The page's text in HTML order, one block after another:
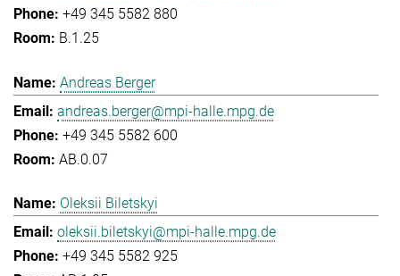
+49 345 5582 880
B.1.25
Andreas Berger
andreas.berger@mpi-halle.mpg.de
+49 345 5582 600
AB.0.07
Oleksii Biletskyi
oleksii.biletskyi@mpi-halle.mpg.de
+49 345 5582 925